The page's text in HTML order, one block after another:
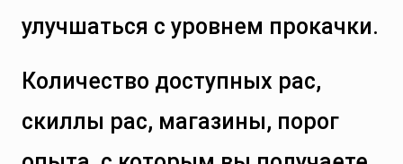
улучшаться с уровнем прокачки.
Количество доступных рас,
скиллы рас, магазины, порог